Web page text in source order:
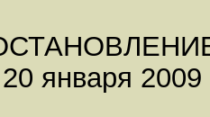
января 2009